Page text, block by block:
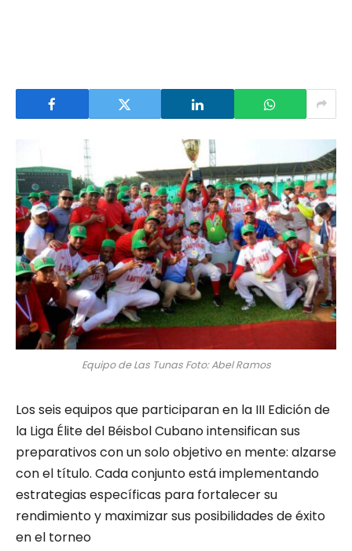
Equipo de Las Tunas Foto: Abel Ramos
Los seis equipos que participaran en la III Edición de
la Liga Élite del Béisbol Cubano intensifican sus
preparativos con un solo objetivo en mente: alzarse
con el título. Cada conjunto está implementando
estrategias específicas para fortalecer su
rendimiento y maximizar sus posibilidades de éxito
en el torneo